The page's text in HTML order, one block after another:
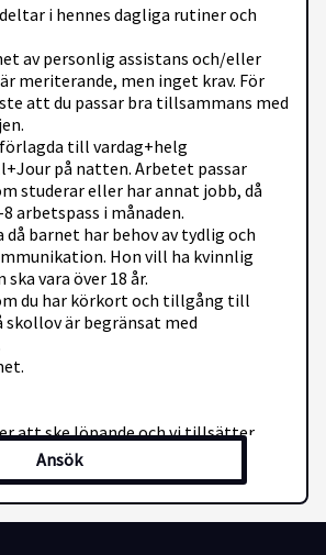
i hennes dagliga rutiner och
av personlig assistans och/eller
meriterande, men inget krav. För
att du passar bra tillsammans med
till vardag+helg
på natten. Arbetet passar
studerar eller har annat jobb, då
arbetspass i månaden.
då barnet har behov av tydlig och
Hon vill ha kvinnlig
vara över 18 år.
du har körkort och tillgång till
skollov är begränsat med
att ske löpande och vi tillsätter
hittat rätt person. Det finns 2
men vi söker även en timvikarie, så
vilken tjänst du är intresserad
Ansök